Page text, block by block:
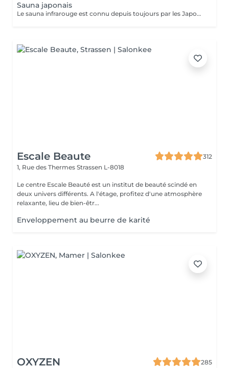
Sauna japonais
Le sauna infrarouge est connu depuis toujours par les Japonais pour ses vertus apaisantes et détoxifiantes. Equipé d'une technologie carbone, le Sauna Dôme est constitué d'un matelas et de 2 dômes qui émettent des infrarouges longs. Les pierres minérales intégrées décuplent les bienfaits des infrarouges (+300 pierres). Amincissement Détox : Perte jusqu'à 600 calories/séance- Sudation intense-Amélioration de la qualité de peau-Perte de -4,4cm** de tour de ventre en moyenne -18% de graisse abdominale** après 20 séances Relaxation/stress/sommeil -7,2% du cortisol* dans le sang (hormone du stress)-Baisse de -20,7%* du stress perçu-Détente musculaire et récupération après l'effort : -30,7%* de courbatures DETOX: Purification de la peau et de l'organisme-Elimination des toxines et métaux lourds : -10,5%* de plomb dans le corps Pierre de TOURMALINE MARRON : Renforcement de l'organisme- Ions négatifs- Détox métaux lourds- Vitalité Pierre de JADE : Effets relaxants et purifiants- Purification- Détente- Equilibre cellulaire Pierre de Germanium Noire : Régénérateur cellulaire- Détox- Apaise- Renforce le système immunitaire
Escale Beaute
312
1, Rue des Thermes Strassen L-8018
Le centre Escale Beauté est un institut de beauté scindé en
deux univers différents. A l'étage, profitez d'une atmosphère
relaxante, lieu de bien-êtr...
Enveloppement au beurre de karité
OXYZEN
285